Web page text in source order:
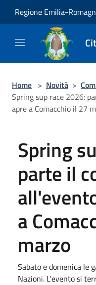
Regione Emilia-
Home > Novità >
Spring sup race 2026:
apre a Comacchio il 27
Spring
parte il
a
marzo
Sabato e domenica le
Nazioni. L'evento si